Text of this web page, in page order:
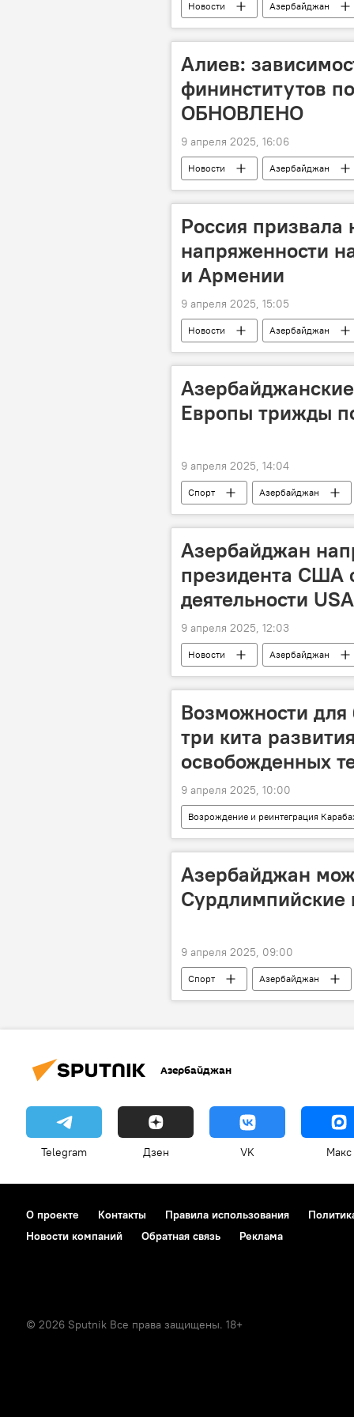
Новости Азербайджан
Транскаспийский трубопровод
Алиев:
фининститутов
ОБНОВЛЕНО
9 апреля 2025, 16:06
Новости Азербайджан
Университет АДА
Ильхам
Россия призвала
напряженности
и Армении
9 апреля 2025, 15:05
Новости Азербайджан
Мария Захарова
Европы трижды
9 апреля 2025, 14:04
Спорт Азербайджан
Федерация борьбы Азербайджана
Азербайджан
президента США
деятельности
9 апреля 2025, 12:03
Новости Азербайджан
Администрация Трампа
Возможности для
три кита
освобожденных
9 апреля 2025, 10:00
Возрождение и реинтеграция
Восточный Зангезур
Азербайджан
Сурдлимпийские
9 апреля 2025, 09:00
Спорт Азербайджан
Паралимпийские игры
Азербайджан
Telegram Дзен VK Макс
О проекте Контакты Правила использования
Новости компаний
Обратная связь Реклама
© 2026 Sputnik Все права защищены. 18+